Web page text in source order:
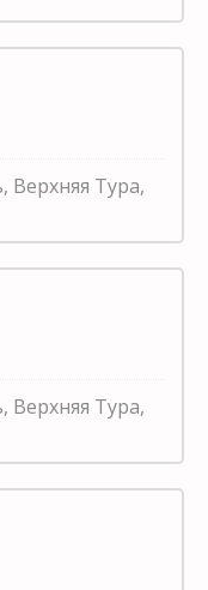
Верхняя Тура,
Верхняя Тура,